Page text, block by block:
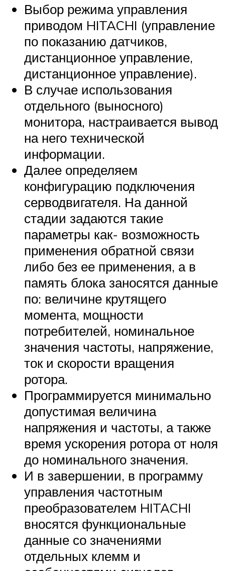
Выбор режима управления
приводом HITACHI (управление
по показанию датчиков,
дистанционное управление,
дистанционное управление).
В случае использования
отдельного (выносного)
монитора, настраивается вывод
на него технической
информации.
Далее определяем
конфигурацию подключения
серводвигателя. На данной
стадии задаются такие
параметры как- возможность
применения обратной связи
либо без ее применения, а в
память блока заносятся данные
по: величине крутящего
момента, мощности
потребителей, номинальное
значения частоты, напряжение,
ток и скорости вращения
ротора.
Программируется минимально
допустимая величина
напряжения и частоты, а также
время ускорения ротора от ноля
до номинального значения.
И в завершении, в программу
управления частотным
преобразователем HITACHI
вносятся функциональные
данные со значениями
отдельных клемм и